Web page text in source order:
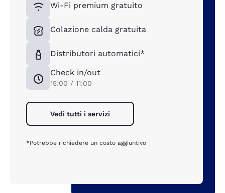
Wi-Fi premium gratuito
Colazione calda gratuita
Distributori automatici*
Check in/out
15:00 / 11:00
Vedi tutti i servizi
*Potrebbe richiedere un costo aggiuntivo